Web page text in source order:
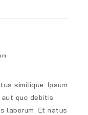
similique. Ipsum
quo debitis
laborum. Et natus